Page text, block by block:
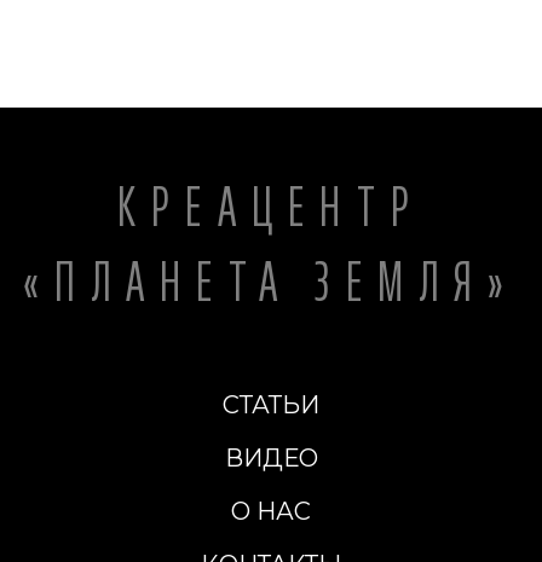
КРЕАЦЕНТР
«ПЛАНЕТА ЗЕМЛЯ»
СТАТЬИ
ВИДЕО
О НАС